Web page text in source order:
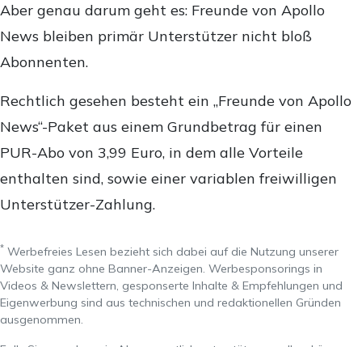
Aber genau darum geht es: Freunde von Apollo
News bleiben primär Unterstützer nicht bloß
Abonnenten.
Rechtlich gesehen besteht ein „Freunde von Apollo
News“-Paket aus einem Grundbetrag für einen
PUR-Abo von 3,99 Euro, in dem alle Vorteile
enthalten sind, sowie einer variablen freiwilligen
Unterstützer-Zahlung.
* Werbefreies Lesen bezieht sich dabei auf die Nutzung unserer
Website ganz ohne Banner-Anzeigen. Werbesponsorings in
Videos & Newslettern, gesponserte Inhalte & Empfehlungen und
Eigenwerbung sind aus technischen und redaktionellen Gründen
ausgenommen.